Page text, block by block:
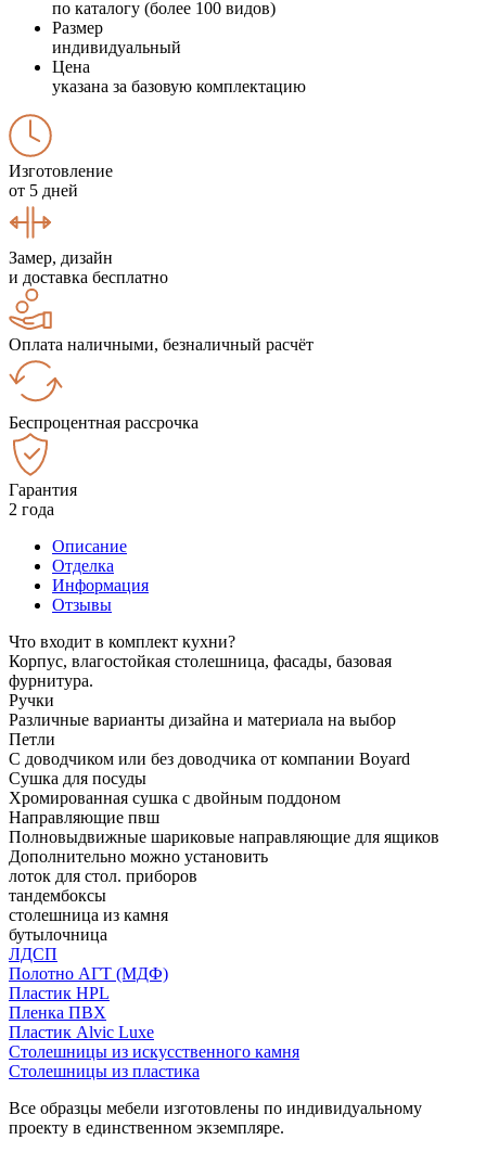
по каталогу (более 100 видов)
Размер
индивидуальный
Цена
указана за базовую комплектацию
Изготовление
от 5 дней
Замер, дизайн
и доставка бесплатно
Оплата наличными, безналичный расчёт
Беспроцентная рассрочка
Гарантия
2 года
Описание
Отделка
Информация
Отзывы
Что входит в комплект кухни?
Корпус, влагостойкая столешница, фасады, базовая
фурнитура.
Ручки
Различные варианты дизайна и материала на выбор
Петли
С доводчиком или без доводчика от компании Boyard
Сушка для посуды
Хромированная сушка с двойным поддоном
Направляющие пвш
Полновыдвижные шариковые направляющие для ящиков
Дополнительно можно установить
лоток для стол. приборов
тандембоксы
столешница из камня
бутылочница
ЛДСП
Полотно АГТ (МДФ)
Пластик HPL
Пленка ПВХ
Пластик Alvic Luxe
Столешницы из искусственного камня
Столешницы из пластика
Все образцы мебели изготовлены по индивидуальному
проекту в единственном экземпляре.